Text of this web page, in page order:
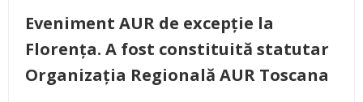
Eveniment AUR de excepție la
Florența. A fost constituită statutar
Organizația Regională AUR Toscana